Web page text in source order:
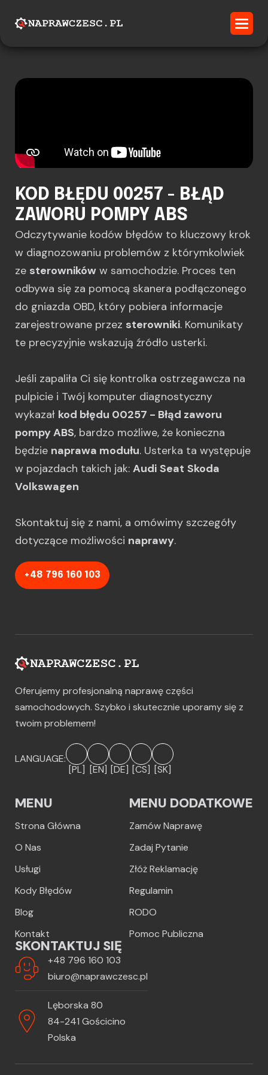
KOD BŁĘDU 00257 - BŁĄD
ZAWORU POMPY ABS
Odczytywanie kodów błędów to kluczowy krok
w diagnozowaniu problemów z którymkolwiek
ze sterowników w samochodzie. Proces ten
odbywa się za pomocą skanera podłączonego
do gniazda OBD, który pobiera informacje
zarejestrowane przez sterowniki. Komunikaty
te precyzyjnie wskazują źródło usterki.
Jeśli zapaliła Ci się kontrolka ostrzegawcza na
pulpicie i Twój komputer diagnostyczny
wykazał kod błędu 00257 - Błąd zaworu
pompy ABS, bardzo możliwe, że konieczna
będzie naprawa modułu. Usterka ta występuje
w pojazdach takich jak: Audi Seat Skoda
Volkswagen
Skontaktuj się z nami, a omówimy szczegóły
dotyczące możliwości naprawy.
+48 796 160 103
Oferujemy profesjonalną naprawę części
samochodowych. Szybko i skutecznie uporamy się z
twoim problemem!
LANGUAGE:
[PL] [EN] [DE] [CS] [SK]
MENU
Strona Główna
O Nas
Usługi
Kody Błędów
Blog
Kontakt
MENU DODATKOWE
Zamów Naprawę
Zadaj Pytanie
Złóż Reklamację
Regulamin
RODO
Pomoc Publiczna
SKONTAKTUJ SIĘ
+48 796 160 103
biuro@naprawczesc.pl
Lęborska 80
84-241 Gościcino
Polska